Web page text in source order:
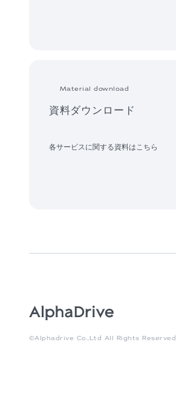
Material download
資料ダウンロード
各サービスに関する資料はこちら
©Alphadrive Co.,Ltd All Rights Reserved.